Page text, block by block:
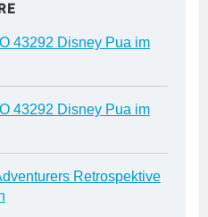
43292 Disney Pua im
43292 Disney Pua im
Retrospektive